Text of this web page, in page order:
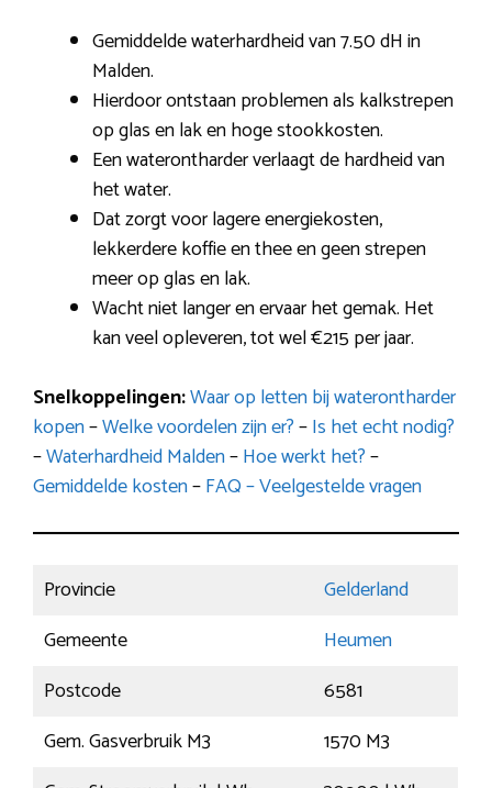
Gemiddelde waterhardheid van 7.50 dH in
Malden.
Hierdoor ontstaan problemen als kalkstrepen
op glas en lak en hoge stookkosten.
Een waterontharder verlaagt de hardheid van
het water.
Dat zorgt voor lagere energiekosten,
lekkerdere koffie en thee en geen strepen
meer op glas en lak.
Wacht niet langer en ervaar het gemak. Het
kan veel opleveren, tot wel €215 per jaar.
Snelkoppelingen:Waar op letten bij waterontharder
kopen–Welke voordelen zijn er?–Is het echt nodig?
–Waterhardheid Malden–Hoe werkt het?–
Gemiddelde kosten–FAQ – Veelgestelde vragen
Provincie
Gelderland
Gemeente
Heumen
Postcode
6581
Gem. Gasverbruik M3
1570 M3